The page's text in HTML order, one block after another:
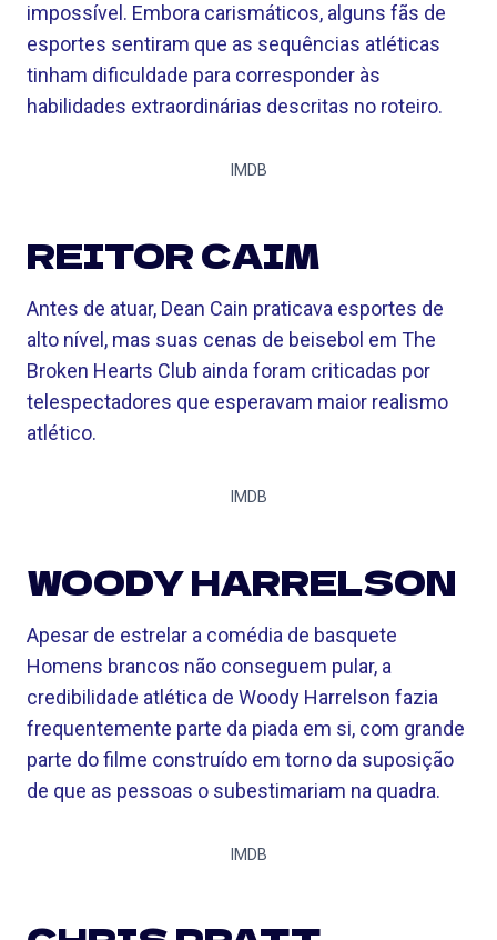
impossível. Embora carismáticos, alguns fãs de
esportes sentiram que as sequências atléticas
tinham dificuldade para corresponder às
habilidades extraordinárias descritas no roteiro.
IMDB
REITOR CAIM
Antes de atuar, Dean Cain praticava esportes de
alto nível, mas suas cenas de beisebol em The
Broken Hearts Club ainda foram criticadas por
telespectadores que esperavam maior realismo
atlético.
IMDB
WOODY HARRELSON
Apesar de estrelar a comédia de basquete
Homens brancos não conseguem pular, a
credibilidade atlética de Woody Harrelson fazia
frequentemente parte da piada em si, com grande
parte do filme construído em torno da suposição
de que as pessoas o subestimariam na quadra.
IMDB